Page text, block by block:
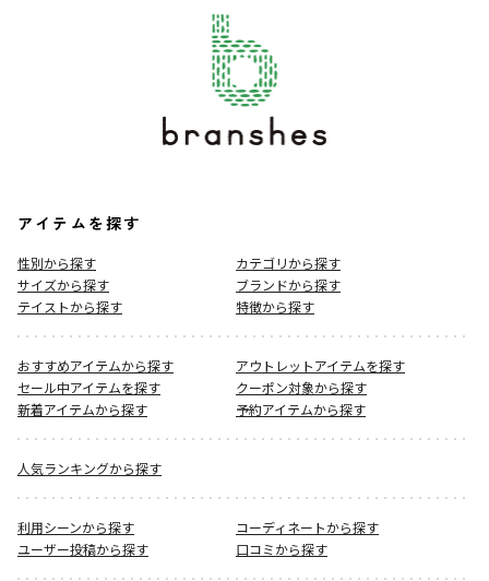
アイテムを探す
性別から探す
カテゴリから探す
サイズから探す
ブランドから探す
テイストから探す
特徴から探す
おすすめアイテムから探す
アウトレットアイテムを探す
セール中アイテムを探す
クーポン対象から探す
新着アイテムから探す
予約アイテムから探す
人気ランキングから探す
利用シーンから探す
コーディネートから探す
ユーザー投稿から探す
口コミから探す